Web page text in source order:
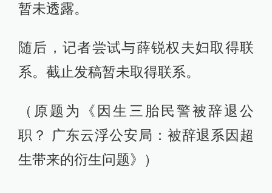
暂未透露。
随后，记者尝试与薛锐权夫妇取得联
系。截止发稿暂未取得联系。
（原题为《因生三胎民警被辞退公
职？ 广东云浮公安局：被辞退系因超
生带来的衍生问题》）